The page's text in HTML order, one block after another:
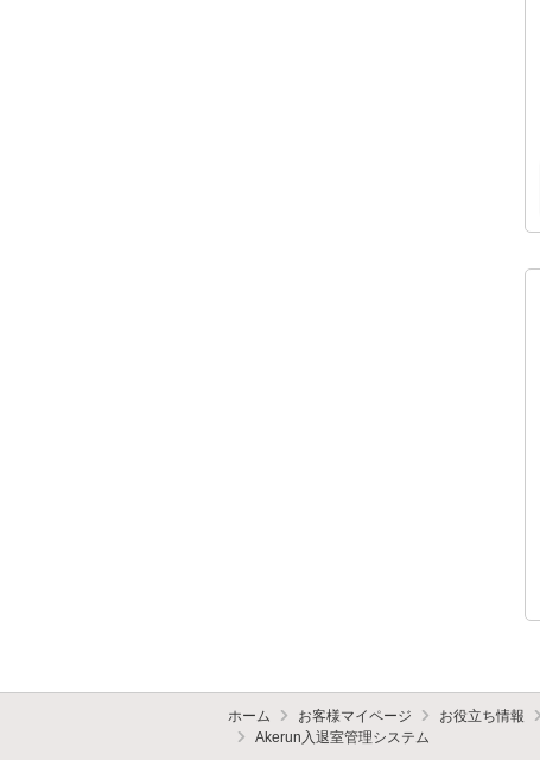
ホーム お客様マイページ お役立ち情報
Akerun入退室管理システム